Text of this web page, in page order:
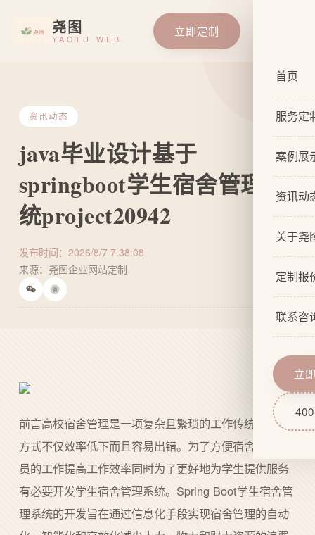
尧图
YAOTU WEB
立即定制
首页
服务定
服务
基础
自适
网站
网站
案例展
资讯动
关于尧
关于
设计
技术
定制报
联系咨
立
资讯动态
java毕业设计基于
springboot学生宿舍管理系
统project20942
发布时间：2026/8/7 7:38:08
来源：尧图企业网站定制
微
前言高校宿舍管理是一项复杂且繁琐的工作传统的管理
方式不仅效率低下而且容易出错。为了方便宿舍管理人
员的工作提高工作效率同时为了更好地为学生提供服务
有必要开发学生宿舍管理系统。Spring Boot学生宿舍管
理系统的开发旨在通过信息化手段实现宿舍管理的自动